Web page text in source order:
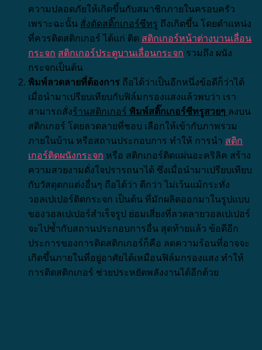
ความปลอดภัยให้เกิดขึ้นกับสมาชิกภายในครอบครัว
เพราะฉะนั้น สั่งตัดสติ๊กเกอร์ซีทรู ถึงเกิดขึ้น โดยตำแหน่ง
ที่ควรติดสติกเกอร์ ได้แก่ ติด สติกเกอร์หน้าต่างบานเลื่อน
กระจก สติกเกอร์ประตูบานเลื่อนกระจก รวมถึง ผนัง
กระจกเป็นต้น
พิมพ์ลวดลายที่ต้องการ ถือได้ว่าเป็นอีกหนึ่งข้อดีก็ว่าได้
เมื่อนำมาเปรียบเทียบกับฟิล์มกรองแสงแล้วพบว่า เรา
สามารถสั่งร้านสติกเกอร์ พิมพ์สติ๊กเกอร์ซีทรูสวยๆ ลงบน
สติกเกอร์ โดยลวดลายที่ชอบ เลือกให้เข้ากับภาพรวม
ภายในบ้าน หรือสถานประกอบการ ทำให้ การนำ สติก
เกอร์ติดผนังกระจก หรือ สติกเกอร์ติดแผ่นอะคริลิค สร้าง
ความสวยงามดั่งใจปรารถนาได้ ซึ่งเมื่อนำมาเปรียบเทียบ
กับวัสดุตกแต่งอื่นๆ ถือได้ว่า ดีกว่า ไม่เว้นแม้กระทั่ง
วอลเปเปอร์ติดกระจก เป็นต้น ที่มักผลิตออกมาในรูปแบบ
ของวอลเปเปอร์สำเร็จรูป ย่อมเสี่ยงที่ลวดลายวอลเปเปอร์
จะไปซ้ำกับสถานประกอบการอื่น สุดท้ายแล้ว ข้อดีอีก
ประการของการติดสติกเกอร์ก็คือ ลดความร้อนที่อาจจะ
เกิดขึ้นภายในที่อยู่อาศัยได้เหมือนฟิล์มกรองแสง ทำให้
การติดสติกเกอร์ ช่วยประหยัดพลังงานได้อีกด้วย